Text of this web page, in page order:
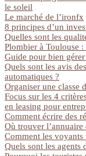
le soleil
Le marché de l’ironfx
8 principes d’un
Quelles sont les
Plombier à Toulouse
Guide pour bien
Quels sont les avis
automatiques ?
Organiser une classe
Focus sur les 4
en leasing pour
Comment écrire des
Où trouver l’annuaire
Comment les voyants
Quels sont les agents